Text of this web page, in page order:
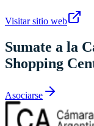
Visitar sitio web
Sumate a la
Shopping
Asociarse